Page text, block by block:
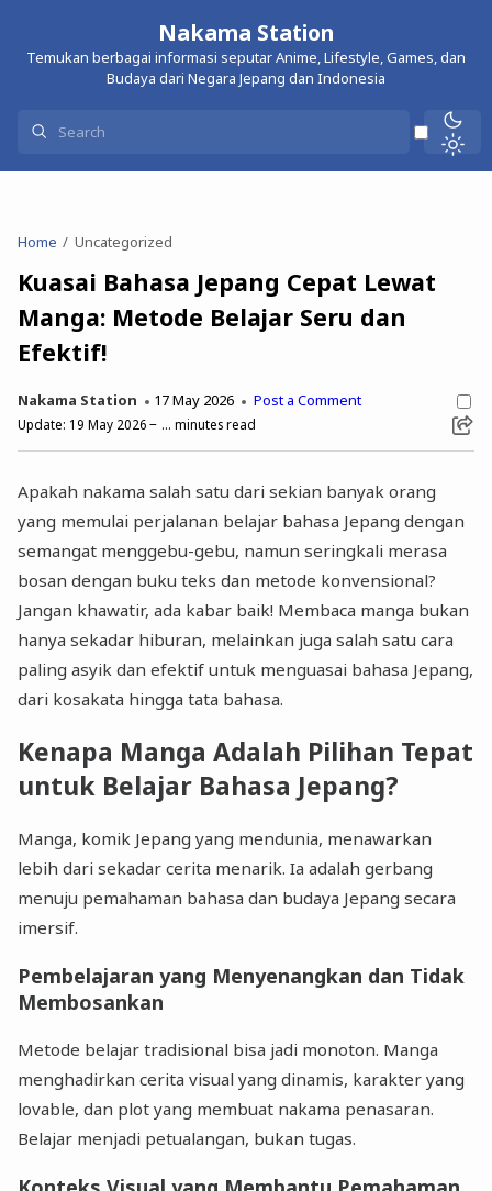
Nakama Station
Temukan berbagai informasi seputar Anime, Lifestyle, Games, dan
Budaya dari Negara Jepang dan Indonesia
Home Uncategorized
Kuasai Bahasa Jepang Cepat Lewat
Manga: Metode Belajar Seru dan
Efektif!
Nakama Station 17 May 2026 Post a Comment
Update: 19 May 2026 ... minutes read
Apakah nakama salah satu dari sekian banyak orang
yang memulai perjalanan belajar bahasa Jepang dengan
semangat menggebu-gebu, namun seringkali merasa
bosan dengan buku teks dan metode konvensional?
Jangan khawatir, ada kabar baik! Membaca manga bukan
hanya sekadar hiburan, melainkan juga salah satu cara
paling asyik dan efektif untuk menguasai bahasa Jepang,
dari kosakata hingga tata bahasa.
Kenapa Manga Adalah Pilihan Tepat
untuk Belajar Bahasa Jepang?
Manga, komik Jepang yang mendunia, menawarkan
lebih dari sekadar cerita menarik. Ia adalah gerbang
menuju pemahaman bahasa dan budaya Jepang secara
imersif.
Pembelajaran yang Menyenangkan dan Tidak
Membosankan
Metode belajar tradisional bisa jadi monoton. Manga
menghadirkan cerita visual yang dinamis, karakter yang
lovable, dan plot yang membuat nakama penasaran.
Belajar menjadi petualangan, bukan tugas.